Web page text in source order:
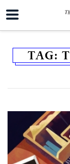
TAG: